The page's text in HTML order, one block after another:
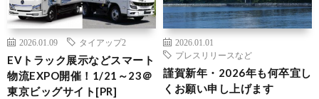
2026.01.09 タイアップ2
EVトラック展示などスマート
物流EXPO開催！1/21～23＠
東京ビッグサイト[PR]
2026.01.01
プレスリリースなど
謹賀新年・2026年も何卒宜し
くお願い申し上げます